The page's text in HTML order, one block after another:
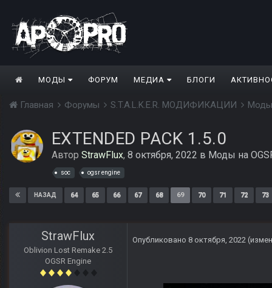
МОДЫ ФОРУМ МЕДИА БЛОГИ
Главная Форумы S.T.A.L.K.E.R. МОДИФИКАЦИИ
EXTENDED PACK 1.5.0
Автор StrawFlux, 8 октября, 2022 в Моды на
soc ogsr engine
НАЗАД 64 65 66 67 68 69 70 71 72 73
StrawFlux
Oblivion Lost Remake 2.5
OGSR Engine
Опубликовано 8 октября, 2022